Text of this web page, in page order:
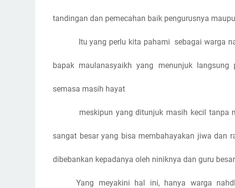
tandingan dan pemecahan baik pengurusnya
Itu yang perlu kita pahami sebagai warga
bapak maulanasyaikh yang menunjuk
semasa masih hayat
meskipun yang ditunjuk masih kecil tanpa
sangat besar yang bisa membahayakan jiwa dan
dibebankan kepadanya oleh niniknya dan guru
Yang meyakini hal ini, hanya warga